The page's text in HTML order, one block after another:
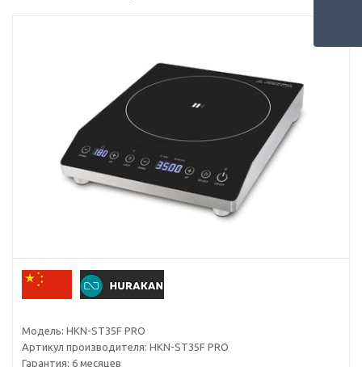
Модель: HKN-ST35F PRO
Артикул производителя: HKN-ST35F PRO
Гарантия: 6 месяцев